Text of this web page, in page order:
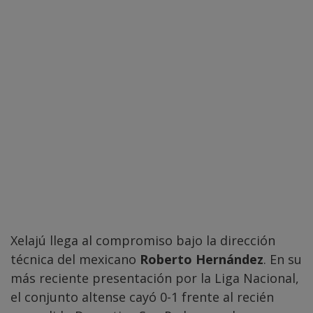
Xelajú llega al compromiso bajo la dirección
técnica del mexicano Roberto Hernández. En su
más reciente presentación por la Liga Nacional,
el conjunto altense cayó 0-1 frente al recién